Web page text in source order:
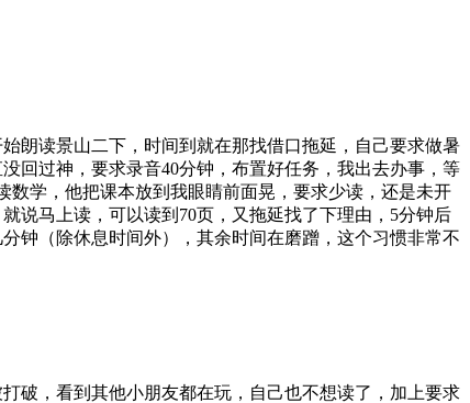
朗读景山二下，时间到就在那找借口拖延，自己要求做暑
过神，要求录音40分钟，布置好任务，我出去办事，等
学，他把课本放到我眼睛前面晃，要求少读，还是未开
说马上读，可以读到70页，又拖延找了下理由，5分钟后
钟（除休息时间外），其余时间在磨蹭，这个习惯非常不
破，看到其他小朋友都在玩，自己也不想读了，加上要求